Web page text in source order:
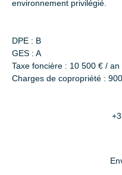
environnement privilégié.
DPE : B
GES : A
Taxe foncière : 10 500 € / an
Charges de copropriété :